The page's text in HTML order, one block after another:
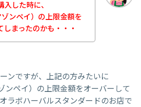
した時に、
ンペイ）の上限金額を
まったのかも・・・
ンですが、上記の方みたいに
ンペイ）の上限金額をオーバーして
ラボハーバルスタンダードのお店で